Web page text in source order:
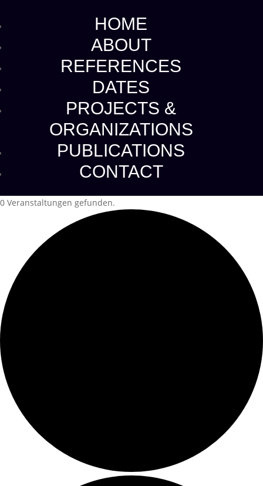
HOME
ABOUT
REFERENCES
DATES
PROJECTS &
ORGANIZATIONS
PUBLICATIONS
CONTACT
0 Veranstaltungen gefunden.